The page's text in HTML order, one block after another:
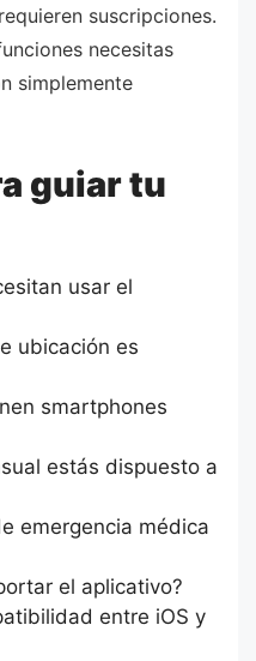
suscripciones.
necesitas
simplemente
guiar tu
usar el
ubicación es
smartphones
estás dispuesto a
emergencia médica
el aplicativo?
entre iOS y